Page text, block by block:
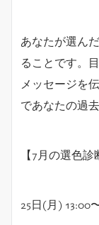
あなたが選ん
ることです。
メッセージを
であなたの過
【7月の選色診
25日(月) 13:00